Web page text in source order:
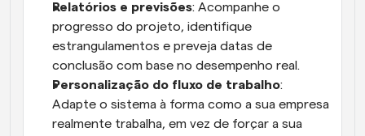
Relatórios e previsões: Acompanhe o
progresso do projeto, identifique
estrangulamentos e preveja datas de
conclusão com base no desempenho real.
Personalização do fluxo de trabalho:
Adapte o sistema à forma como a sua empresa
realmente trabalha, em vez de forçar a sua